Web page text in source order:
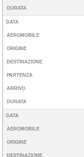
DURATA
DATA
AEROMOBILE
ORIGINE
DESTINAZIONE
PARTENZA
ARRIVO
DURATA
DATA
AEROMOBILE
ORIGINE
DESTINAZIONE